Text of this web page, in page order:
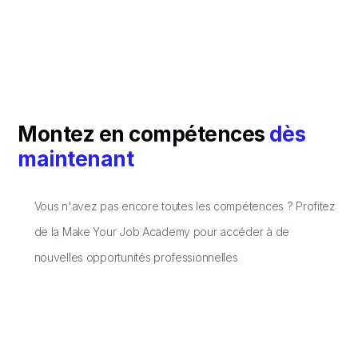
Montez en compétences dès
maintenant
Vous n'avez pas encore toutes les compétences ? Profitez
de la Make Your Job Academy pour accéder à de
nouvelles opportunités professionnelles